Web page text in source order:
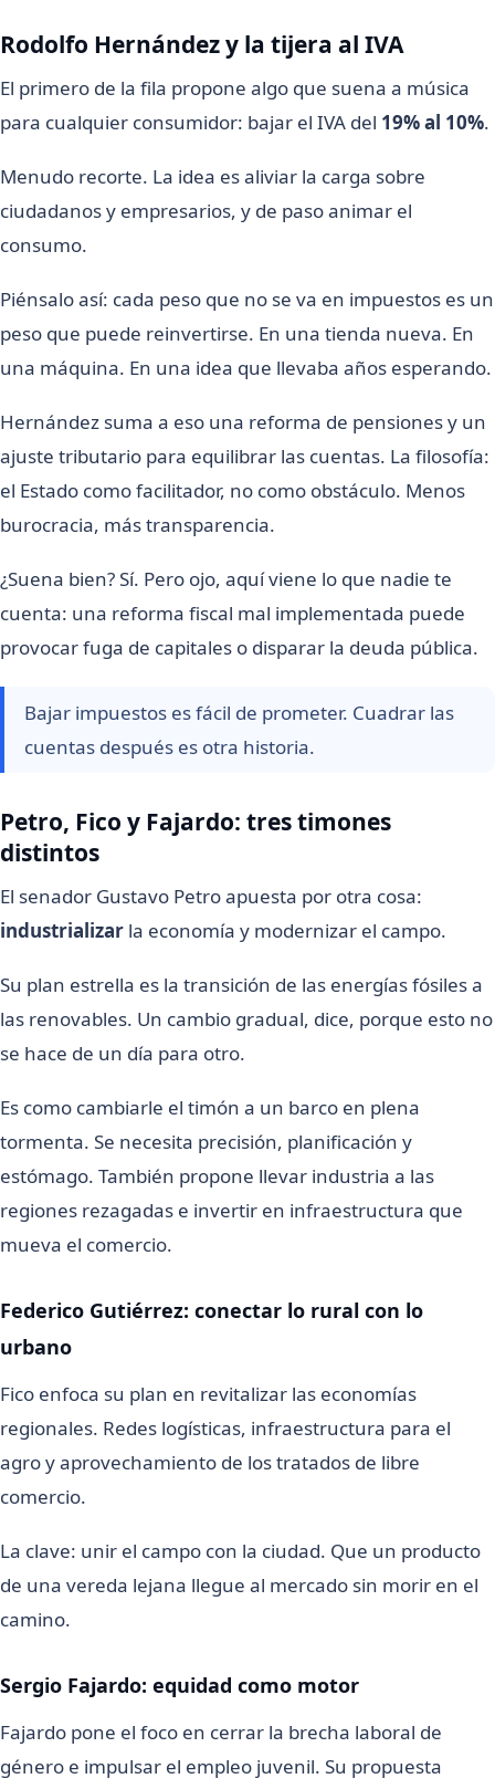
Rodolfo Hernández y la tijera al IVA
El primero de la fila propone algo que suena a música
para cualquier consumidor: bajar el IVA del 19% al 10%.
Menudo recorte. La idea es aliviar la carga sobre
ciudadanos y empresarios, y de paso animar el
consumo.
Piénsalo así: cada peso que no se va en impuestos es un
peso que puede reinvertirse. En una tienda nueva. En
una máquina. En una idea que llevaba años esperando.
Hernández suma a eso una reforma de pensiones y un
ajuste tributario para equilibrar las cuentas. La filosofía:
el Estado como facilitador, no como obstáculo. Menos
burocracia, más transparencia.
¿Suena bien? Sí. Pero ojo, aquí viene lo que nadie te
cuenta: una reforma fiscal mal implementada puede
provocar fuga de capitales o disparar la deuda pública.
Bajar impuestos es fácil de prometer. Cuadrar las
cuentas después es otra historia.
Petro, Fico y Fajardo: tres timones
distintos
El senador Gustavo Petro apuesta por otra cosa:
industrializar la economía y modernizar el campo.
Su plan estrella es la transición de las energías fósiles a
las renovables. Un cambio gradual, dice, porque esto no
se hace de un día para otro.
Es como cambiarle el timón a un barco en plena
tormenta. Se necesita precisión, planificación y
estómago. También propone llevar industria a las
regiones rezagadas e invertir en infraestructura que
mueva el comercio.
Federico Gutiérrez: conectar lo rural con lo
urbano
Fico enfoca su plan en revitalizar las economías
regionales. Redes logísticas, infraestructura para el
agro y aprovechamiento de los tratados de libre
comercio.
La clave: unir el campo con la ciudad. Que un producto
de una vereda lejana llegue al mercado sin morir en el
camino.
Sergio Fajardo: equidad como motor
Fajardo pone el foco en cerrar la brecha laboral de
género e impulsar el empleo juvenil. Su propuesta